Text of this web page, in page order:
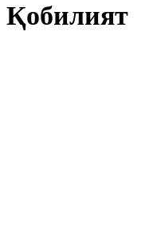
Қобилият